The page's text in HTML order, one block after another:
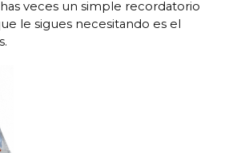
veces un simple recordatorio
le sigues necesitando es el